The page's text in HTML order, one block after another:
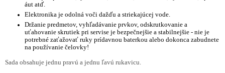
áut atď.
Elektronika je odolná voči dažďu a striekajúcej vode.
Držanie predmetov, vyhľadávanie prvkov, odskrutkovanie a
uťahovanie skrutiek pri servise je bezpečnejšie a stabilnejšie - nie je
potrebné zaťažovať ruky prídavnou baterkou alebo dokonca zabudnete
na používanie čelovky!
Sada obsahuje jednu pravú a jednu ľavú rukavicu.